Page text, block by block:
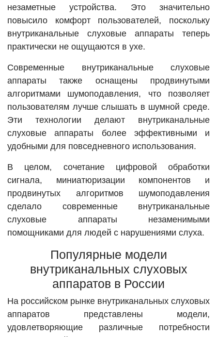
незаметные устройства. Это значительно
повысило комфорт пользователей, поскольку
внутриканальные слуховые аппараты теперь
практически не ощущаются в ухе.
Современные внутриканальные слуховые
аппараты также оснащены продвинутыми
алгоритмами шумоподавления, что позволяет
пользователям лучше слышать в шумной среде.
Эти технологии делают внутриканальные
слуховые аппараты более эффективными и
удобными для повседневного использования.
В целом, сочетание цифровой обработки
сигнала, миниатюризации компонентов и
продвинутых алгоритмов шумоподавления
сделало современные внутриканальные
слуховые аппараты незаменимыми
помощниками для людей с нарушениями слуха.
Популярные модели
внутриканальных слуховых
аппаратов в России
На российском рынке внутриканальных слуховых
аппаратов представлены модели,
удовлетворяющие различные потребности